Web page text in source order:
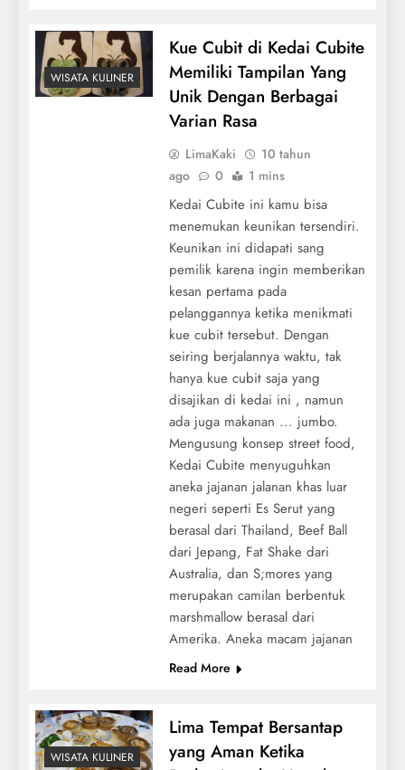
WISATA KULINER
Kue Cubit di Kedai Cubite
Memiliki Tampilan Yang
Unik Dengan Berbagai
Varian Rasa
LimaKaki
10 tahun
ago
0 1 mins
Kedai Cubite ini kamu bisa
menemukan keunikan tersendiri.
Keunikan ini didapati sang
pemilik karena ingin memberikan
kesan pertama pada
pelanggannya ketika menikmati
kue cubit tersebut. Dengan
seiring berjalannya waktu, tak
hanya kue cubit saja yang
disajikan di kedai ini , namun
ada juga makanan ... jumbo.
Mengusung konsep street food,
Kedai Cubite menyuguhkan
aneka jajanan jalanan khas luar
negeri seperti Es Serut yang
berasal dari Thailand, Beef Ball
dari Jepang, Fat Shake dari
Australia, dan S;mores yang
merupakan camilan berbentuk
marshmallow berasal dari
Amerika. Aneka macam jajanan
Read More
WISATA KULINER
Lima Tempat Bersantap
yang Aman Ketika